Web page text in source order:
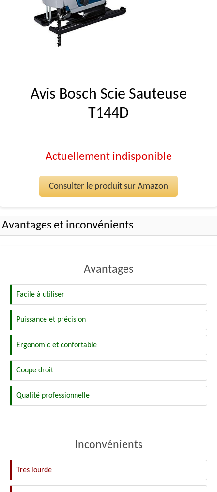
Avis Bosch Scie Sauteuse
T144D
Actuellement indisponible
Consulter le produit sur Amazon
Avantages et inconvénients
Avantages
Facile à utiliser
Puissance et précision
Ergonomic et confortable
Coupe droit
Qualité professionnelle
Inconvénients
Tres lourde